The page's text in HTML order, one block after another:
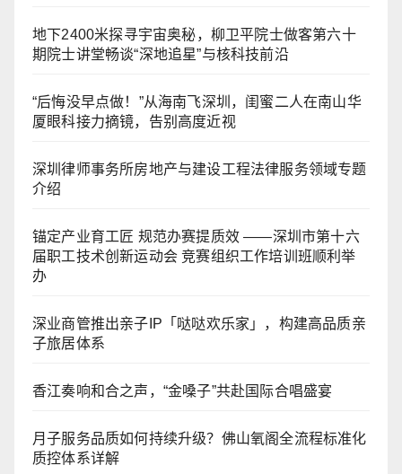
地下2400米探寻宇宙奥秘，柳卫平院士做客第六十
期院士讲堂畅谈“深地追星”与核科技前沿
“后悔没早点做！”从海南飞深圳，闺蜜二人在南山华
厦眼科接力摘镜，告别高度近视
深圳律师事务所房地产与建设工程法律服务领域专题
介绍
锚定产业育工匠 规范办赛提质效 ——深圳市第十六
届职工技术创新运动会 竞赛组织工作培训班顺利举
办
深业商管推出亲子IP「哒哒欢乐家」，构建高品质亲
子旅居体系
香江奏响和合之声，“金嗓子”共赴国际合唱盛宴
月子服务品质如何持续升级？佛山氧阁全流程标准化
质控体系详解